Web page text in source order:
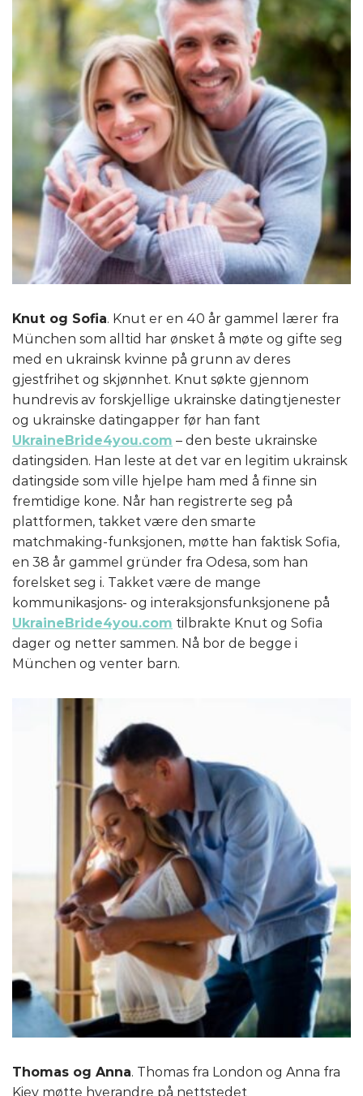
Knut og Sofia. Knut er en 40 år gammel lærer fra
München som alltid har ønsket å møte og gifte seg
med en ukrainsk kvinne på grunn av deres
gjestfrihet og skjønnhet. Knut søkte gjennom
hundrevis av forskjellige ukrainske datingtjenester
og ukrainske datingapper før han fant
UkraineBride4you.com – den beste ukrainske
datingsiden. Han leste at det var en legitim ukrainsk
datingside som ville hjelpe ham med å finne sin
fremtidige kone. Når han registrerte seg på
plattformen, takket være den smarte
matchmaking-funksjonen, møtte han faktisk Sofia,
en 38 år gammel gründer fra Odesa, som han
forelsket seg i. Takket være de mange
kommunikasjons- og interaksjonsfunksjonene på
UkraineBride4you.com tilbrakte Knut og Sofia
dager og netter sammen. Nå bor de begge i
München og venter barn.
Thomas og Anna. Thomas fra London og Anna fra
Kiev møtte hverandre på nettstedet